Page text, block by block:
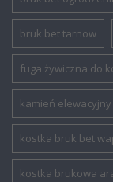
bruk bet tarnow
fuga żywiczna do
kamień
kostka bruk bet
kostka brukowa